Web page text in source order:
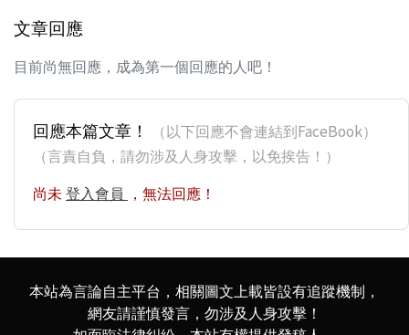
文章回應
目前尚無回應，成為第一個回應的人吧！
回應本篇文章！
（以下回應不會連結到FaceBook）
（言責自負，請勿涉及人身攻擊，以免挨告！）
尚未 登入會員 ，無法回應！
本站為言論自主平台，相關圖文上載皆設有追蹤機制，
網友請謹慎發言，勿涉及人身攻擊！